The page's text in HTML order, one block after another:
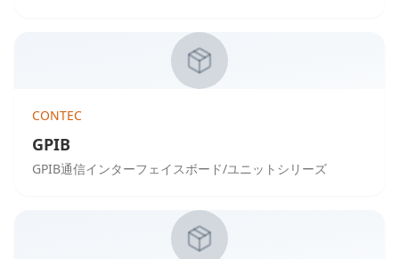
CONTEC
GPIB
GPIB通信インターフェイスボード/ユニットシリーズ